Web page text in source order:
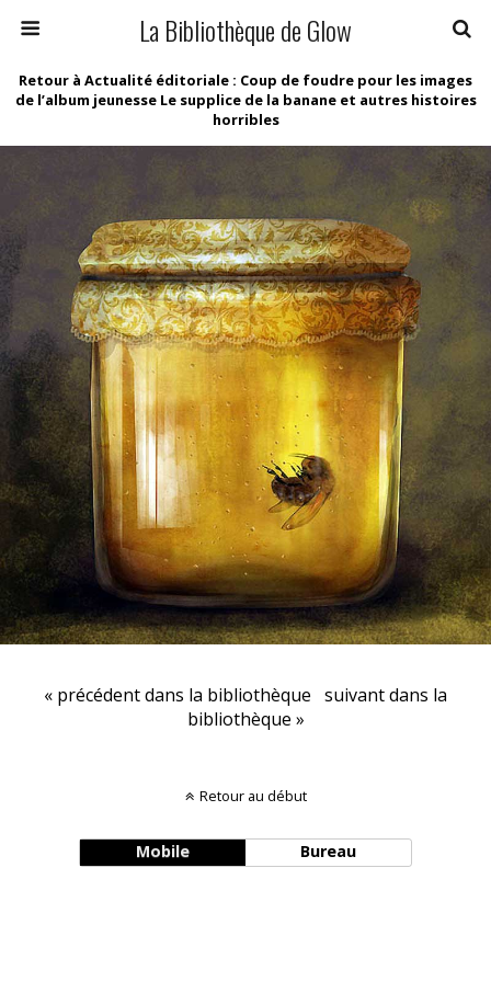
La Bibliothèque de Glow
Retour à Actualité éditoriale : Coup de foudre pour les images
de l’album jeunesse Le supplice de la banane et autres histoires
horribles
« précédent dans la bibliothèque suivant dans la
bibliothèque »
Retour au début
Mobile Bureau